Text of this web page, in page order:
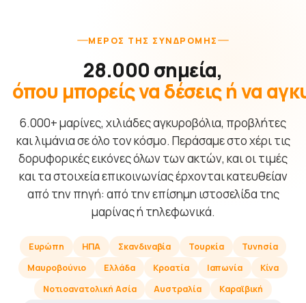
ΜΈΡΟΣ ΤΗΣ ΣΥΝΔΡΟΜΉΣ
28.000 σημεία,
όπου μπορείς να δέσεις ή να
6.000+ μαρίνες, χιλιάδες αγκυροβόλια, προβλήτες
και λιμάνια σε όλο τον κόσμο. Περάσαμε στο χέρι τις
δορυφορικές εικόνες όλων των ακτών, και οι τιμές
και τα στοιχεία επικοινωνίας έρχονται κατευθείαν
από την πηγή: από την επίσημη ιστοσελίδα της
μαρίνας ή τηλεφωνικά.
Ευρώπη ΗΠΑ Σκανδιναβία Τουρκία
Τυνησία
Μαυροβούνιο
Ελλάδα Κροατία Ιαπωνία
Κίνα
Νοτιοανατολική Ασία
Αυστραλία
Καραϊβική